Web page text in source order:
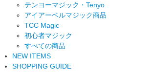
テンヨーマジック・Tenyo
アイアーベルマジック商品
TCC Magic
初心者マジック
すべての商品
NEW ITEMS
SHOPPING GUIDE